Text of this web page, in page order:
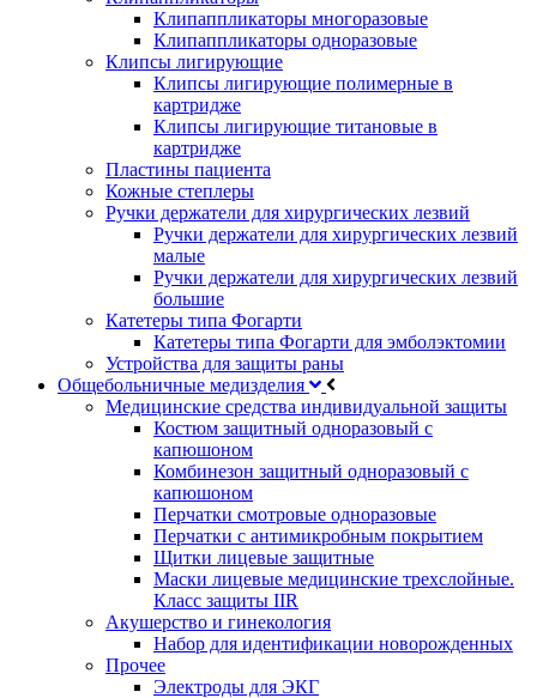
Клипаппликаторы многоразовые
Клипаппликаторы одноразовые
Клипсы лигирующие
Клипсы лигирующие полимерные в
картридже
Клипсы лигирующие титановые в
картридже
Пластины пациента
Кожные степлеры
Ручки держатели для хирургических лезвий
Ручки держатели для хирургических лезвий
малые
Ручки держатели для хирургических лезвий
большие
Катетеры типа Фогарти
Катетеры типа Фогарти для эмболэктомии
Устройства для защиты раны
Общебольничные медизделия
Медицинские средства индивидуальной защиты
Костюм защитный одноразовый с
капюшоном
Комбинезон защитный одноразовый с
капюшоном
Перчатки смотровые одноразовые
Перчатки с антимикробным покрытием
Щитки лицевые защитные
Маски лицевые медицинские трехслойные.
Класс защиты IIR
Акушерство и гинекология
Набор для идентификации новорожденных
Прочее
Электроды для ЭКГ